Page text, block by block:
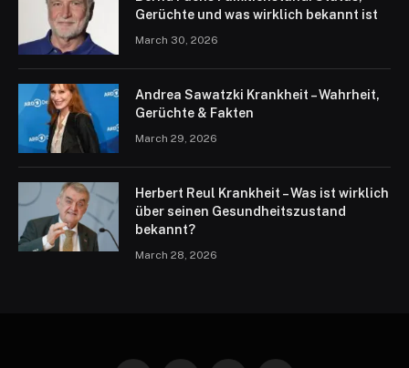
Gerüchte und was wirklich bekannt ist
March 30, 2026
Andrea Sawatzki Krankheit – Wahrheit,
Gerüchte & Fakten
March 29, 2026
Herbert Reul Krankheit – Was ist wirklich
über seinen Gesundheitszustand
bekannt?
March 28, 2026